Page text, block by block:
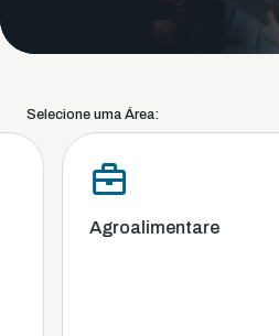
Selecione uma Área:
Agroalimentare